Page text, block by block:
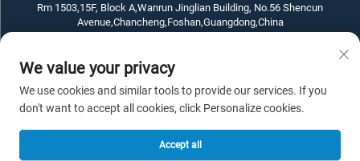
Rm 1503,15F, Block A,Wanrun Jinglian Building, No.56 Shencun
Avenue,Chancheng,Foshan,Guangdong,China
+86-757-83789311
[email protected]
We value your privacy
We use cookies and similar tools to provide our services. If you
don't want to accept all cookies, click Personalize cookies.
Accept all